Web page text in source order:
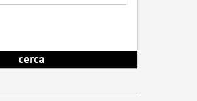
cerca